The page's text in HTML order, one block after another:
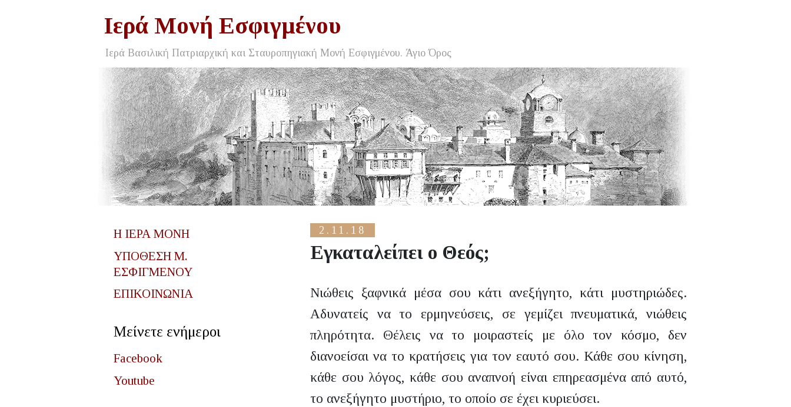
Ιερά Μονή Εσφιγμένου
Ιερά Βασιλική Πατριαρχική και Σταυροπηγιακή Μονή Εσφιγμένου. Άγιο Όρος
2.11.18
Εγκαταλείπει ο Θεός;
Νιώθεις ξαφνικά μέσα σου κάτι ανεξήγητο, κάτι μυστηριώδες.
Αδυνατείς να το ερμηνεύσεις, σε γεμίζει πνευματικά, νιώθεις
πληρότητα. Θέλεις να το μοιραστείς με όλο τον κόσμο, δεν
διανοείσαι να το κρατήσεις για τον εαυτό σου. Κάθε σου κίνηση,
κάθε σου λόγος, κάθε σου αναπνοή είναι επηρεασμένα από αυτό,
το ανεξήγητο μυστήριο, το οποίο σε έχει κυριεύσει.
Η ΙΕΡΑ ΜΟΝΗ
ΥΠΟΘΕΣΗ Μ.
ΕΣΦΙΓΜΕΝΟΥ
ΕΠΙΚΟΙΝΩΝΙΑ
Μείνετε ενήμεροι
Facebook
Youtube